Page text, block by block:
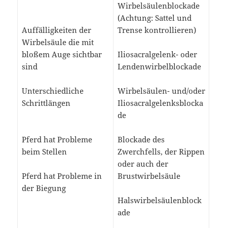
Auffälligkeiten der
Wirbelsäule die mit
bloßem Auge sichtbar
sind
Unterschiedliche
Schrittlängen
Pferd hat Probleme
beim Stellen
Pferd hat Probleme in
der Biegung
Wirbelsäulenblockade
(Achtung: Sattel und
Trense kontrollieren)
Iliosacralgelenk- oder
Lendenwirbelblockade
Wirbelsäulen- und/oder
Iliosacralgelenksblocka
de
Blockade des
Zwerchfells, der Rippen
oder auch der
Brustwirbelsäule
Halswirbelsäulenblock
ade